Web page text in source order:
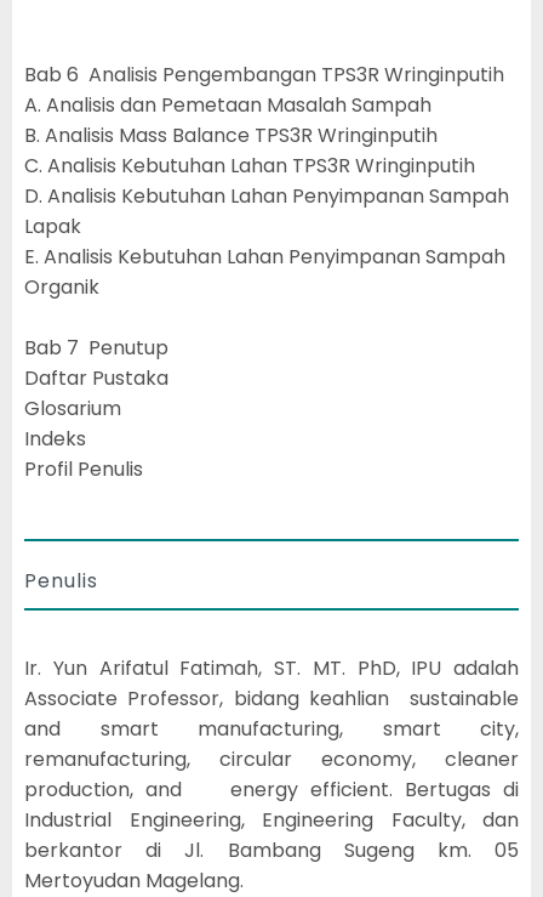
Bab 6 Analisis Pengembangan TPS3R Wringinputih
A. Analisis dan Pemetaan Masalah Sampah
B. Analisis Mass Balance TPS3R Wringinputih
C. Analisis Kebutuhan Lahan TPS3R Wringinputih
D. Analisis Kebutuhan Lahan Penyimpanan Sampah
Lapak
E. Analisis Kebutuhan Lahan Penyimpanan Sampah
Organik
Bab 7 Penutup
Daftar Pustaka
Glosarium
Indeks
Profil Penulis
Penulis
Ir. Yun Arifatul Fatimah, ST. MT. PhD, IPU adalah
Associate Professor, bidang keahlian sustainable
and smart manufacturing, smart city,
remanufacturing, circular economy, cleaner
production, and energy efficient. Bertugas di
Industrial Engineering, Engineering Faculty, dan
berkantor di Jl. Bambang Sugeng km. 05
Mertoyudan Magelang.